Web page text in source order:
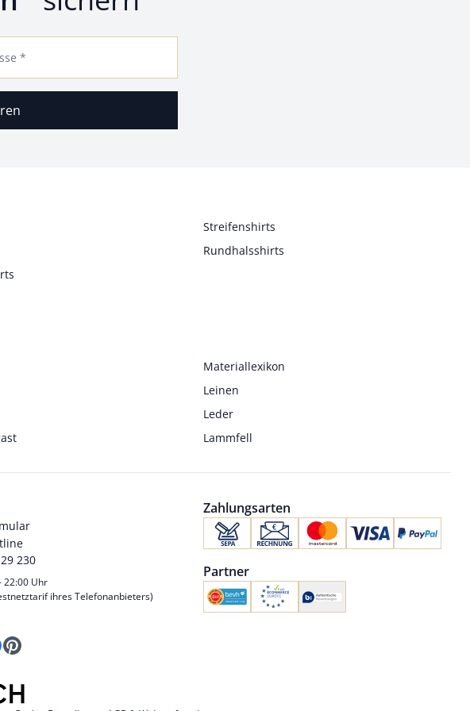
*
Streifenshirts
Rundhalsshirts
Materiallexikon
Leinen
Leder
Lammfell
230
22:00 Uhr
ihres Telefonanbieters)
Zahlungsarten
Partner